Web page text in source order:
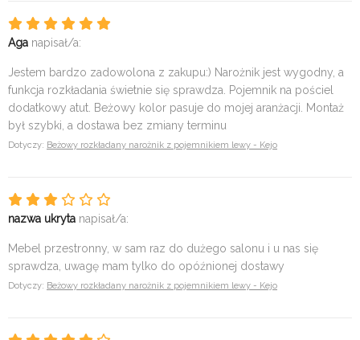
Aga napisał/a:
Jestem bardzo zadowolona z zakupu:) Narożnik jest wygodny, a
funkcja rozkładania świetnie się sprawdza. Pojemnik na pościel
dodatkowy atut. Beżowy kolor pasuje do mojej aranżacji. Montaż
był szybki, a dostawa bez zmiany terminu
Dotyczy: Beżowy rozkładany narożnik z pojemnikiem lewy - Kejo
nazwa ukryta napisał/a:
Mebel przestronny, w sam raz do dużego salonu i u nas się
sprawdza, uwagę mam tylko do opóźnionej dostawy
Dotyczy: Beżowy rozkładany narożnik z pojemnikiem lewy - Kejo